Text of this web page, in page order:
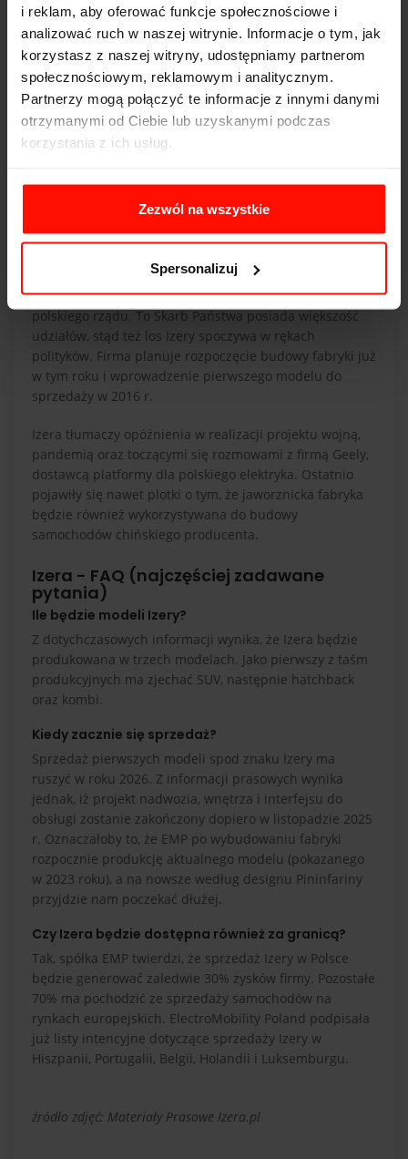
i reklam, aby oferować funkcje społecznościowe i
analizować ruch w naszej witrynie. Informacje o tym, jak
korzystasz z naszej witryny, udostępniamy partnerom
społecznościowym, reklamowym i analitycznym.
Partnerzy mogą połączyć te informacje z innymi danymi
otrzymanymi od Ciebie lub uzyskanymi podczas
korzystania z ich usług.
Zezwól na wszystkie
Spersonalizuj
zapłaciła EMP wyniosła 157 milionów złotych.
Co dalej z Izerą?
Spółka Electromobility Poland liczy na przychylność
polskiego rządu. To Skarb Państwa posiada większość
udziałów, stąd też los Izery spoczywa w rękach
polityków. Firma planuje rozpoczęcie budowy fabryki już
w tym roku i wprowadzenie pierwszego modelu do
sprzedaży w 2016 r.
Izera tłumaczy opóźnienia w realizacji projektu wojną,
pandemią oraz toczącymi się rozmowami z firmą Geely,
dostawcą platformy dla polskiego elektryka. Ostatnio
pojawiły się nawet plotki o tym, że jaworznicka fabryka
będzie również wykorzystywana do budowy
samochodów chińskiego producenta.
Izera - FAQ (najczęściej zadawane
pytania)
Ile będzie modeli Izery?
Z dotychczasowych informacji wynika, że Izera będzie
produkowana w trzech modelach. Jako pierwszy z taśm
produkcyjnych ma zjechać SUV, następnie hatchback
oraz kombi.
Kiedy zacznie się sprzedaż?
Sprzedaż pierwszych modeli spod znaku Izery ma
ruszyć w roku 2026. Z informacji prasowych wynika
jednak, iż projekt nadwozia, wnętrza i interfejsu do
obsługi zostanie zakończony dopiero w listopadzie 2025
r. Oznaczałoby to, że EMP po wybudowaniu fabryki
rozpocznie produkcję aktualnego modelu (pokazanego
w 2023 roku), a na nowsze według designu Pininfariny
przyjdzie nam poczekać dłużej.
Czy Izera będzie dostępna również za granicą?
Tak, spółka EMP twierdzi, że sprzedaż Izery w Polsce
będzie generować zaledwie 30% zysków firmy. Pozostałe
70% ma pochodzić ze sprzedaży samochodów na
rynkach europejskich. ElectroMobility Poland podpisała
już listy intencyjne dotyczące sprzedaży Izery w
Hiszpanii, Portugalii, Belgii, Holandii i Luksemburgu.
źródło zdjęć: Materiały Prasowe Izera.pl